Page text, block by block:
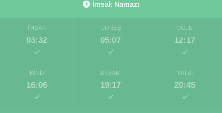
İmsak Namazı
İMSAK
03:32
GÜNEŞ
05:07
ÖĞLE
12:17
İKINDI
16:06
AKŞAM
19:17
YATSI
20:45